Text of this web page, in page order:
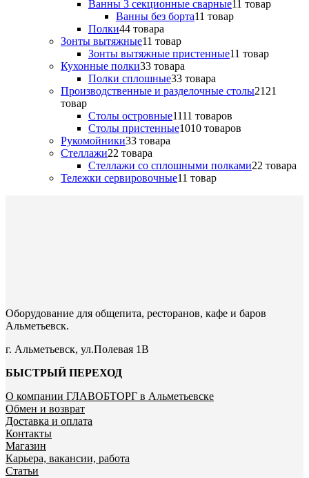
Ванны 3 секционные сварные11 товар
Ванны без борта11 товар
Полки44 товара
Зонты вытяжные11 товар
Зонты вытяжные пристенные11 товар
Кухонные полки33 товара
Полки сплошные33 товара
Производственные и разделочные столы21 21
товар
Столы островные1111 товаров
Столы пристенные1010 товаров
Рукомойники33 товара
Стеллажи22 товара
Стеллажи со сплошными полками22 товара
Тележки сервировочные11 товар
Оборудование для общепита, ресторанов, кафе и баров
Альметьевск.
г. Альметьевск, ул.Полевая 1В
БЫСТРЫЙ ПЕРЕХОД
О компании ГЛАВОБТОРГ в Альметьевске
Обмен и возврат
Доставка и оплата
Контакты
Магазин
Карьера, вакансии, работа
Статьи